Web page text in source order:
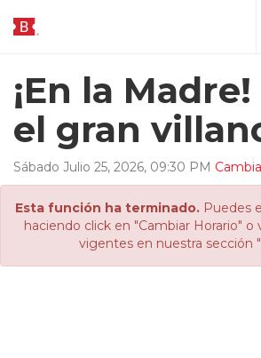
¡En la
el gran
Sábado Julio 25, 2026, 09:30 PM
Esta función ha terminado. Puedes
haciendo click en "Cambiar Horario"
vigentes en nuestra sección